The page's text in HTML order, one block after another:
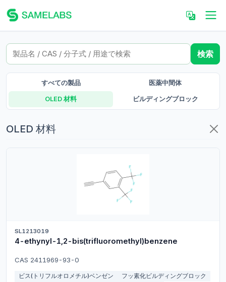
検索
すべての製品 医薬中間体
OLED 材料 ビルディングブロック
OLED 材料
SL1213019
4-ethynyl-1,2-bis(trifluoromethyl)benzene
CAS 2411969-93-0
ビス(トリフルオロメチル)ベンゼン
フッ素化ビルディングブロック